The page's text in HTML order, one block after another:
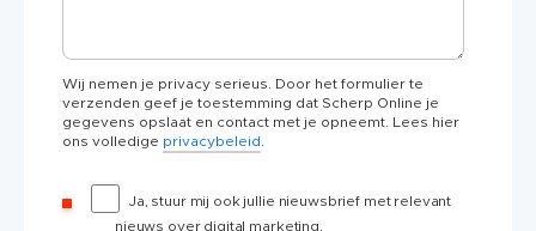
Wij nemen je privacy serieus. Door het formulier te
verzenden geef je toestemming dat Scherp Online je
gegevens opslaat en contact met je opneemt. Lees hier
ons volledige privacybeleid
Ja, stuur mij ook jullie nieuwsbrief met relevant
nieuws over digital marketing.